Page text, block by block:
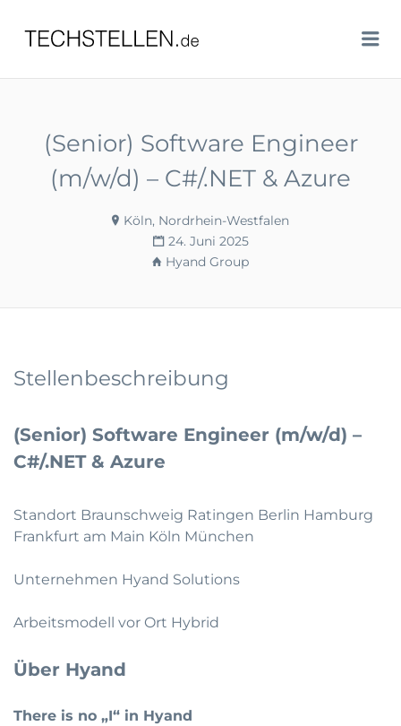
TECHSTELLEN.DE
(Senior) Software Engineer
(m/w/d) – C#/.NET & Azure
Köln, Nordrhein-Westfalen
24. Juni 2025
Hyand Group
Stellenbeschreibung
(Senior) Software Engineer (m/w/d) –
C#/.NET & Azure
Standort Braunschweig Ratingen Berlin Hamburg
Frankfurt am Main Köln München
Unternehmen Hyand Solutions
Arbeitsmodell vor Ort Hybrid
Über Hyand
There is no „I“ in Hyand